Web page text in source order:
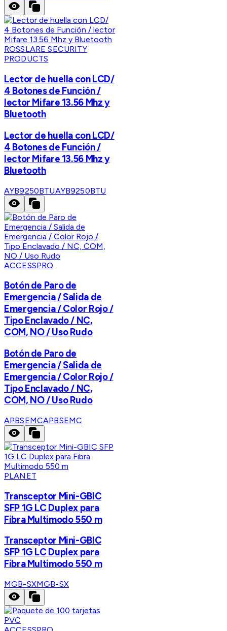
ROSSLARE SECURITY
PRODUCTS
Lector de huella con LCD/
4 Botones de Función /
lector Mifare 13.56 Mhz y
Bluetooth
Lector de huella con LCD/
4 Botones de Función /
lector Mifare 13.56 Mhz y
Bluetooth
AYB9250BTUAYB9250BTU
ACCESSPRO
Botón de Paro de
Emergencia / Salida de
Emergencia / Color Rojo /
Tipo Enclavado / NC,
COM, NO / Uso Rudo
Botón de Paro de
Emergencia / Salida de
Emergencia / Color Rojo /
Tipo Enclavado / NC,
COM, NO / Uso Rudo
APBSEMCAPBSEMC
PLANET
Transceptor Mini-GBIC
SFP 1G LC Duplex para
Fibra Multimodo 550 m
Transceptor Mini-GBIC
SFP 1G LC Duplex para
Fibra Multimodo 550 m
MGB-SXMGB-SX